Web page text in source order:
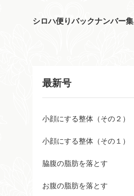
シロハ便りバックナンバー集
最新号
小顔にする整体（その２）
小顔にする整体（その１）
脇腹の脂肪を落とす
お腹の脂肪を落とす